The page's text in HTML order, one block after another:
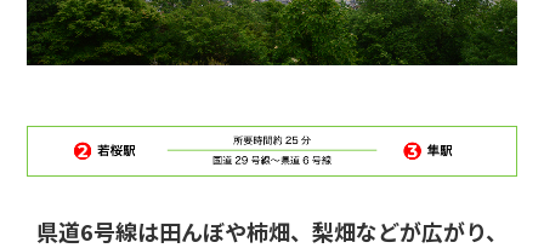
県道6号線は田んぼや柿畑、梨畑などが広がり、